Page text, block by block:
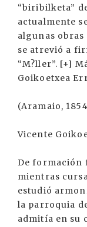
“biribilketa”
actualmente
algunas obras
se atrevió a
“M?ller”. [+]
Goikoetxea
(Aramaio,
Vicente
De formación
mientras
estudió
la parroquia
admitía en su